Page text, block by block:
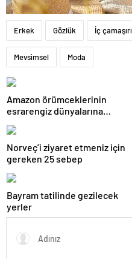
Erkek Gözlük İç çamaşırı
Mevsimsel Moda
Amazon örümceklerinin
esrarengiz dünyalarına
Norveç’i ziyaret etmeniz için
gereken 25 sebep
Bayram tatilinde gezilecek
yerler